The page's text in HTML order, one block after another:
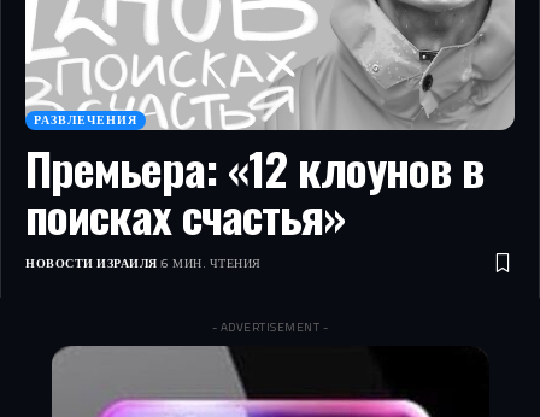
РАЗВЛЕЧЕНИЯ
Премьера: «12 клоунов в
поисках счастья»
НОВОСТИ ИЗРАИЛЯ 6 МИН. ЧТЕНИЯ
- ADVERTISEMENT -